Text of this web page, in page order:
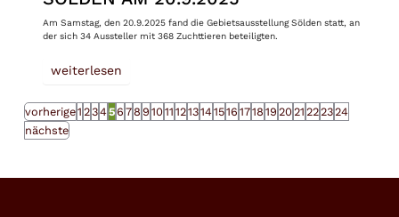
Am Samstag, den 20.9.2025 fand die Gebietsausstellung Sölden statt, an
der sich 34 Aussteller mit 368 Zuchttieren beteiligten.
weiterlesen
vorherige1 23456 7 8 9 1011 1213141516 1718 19 2021 222324
nächste